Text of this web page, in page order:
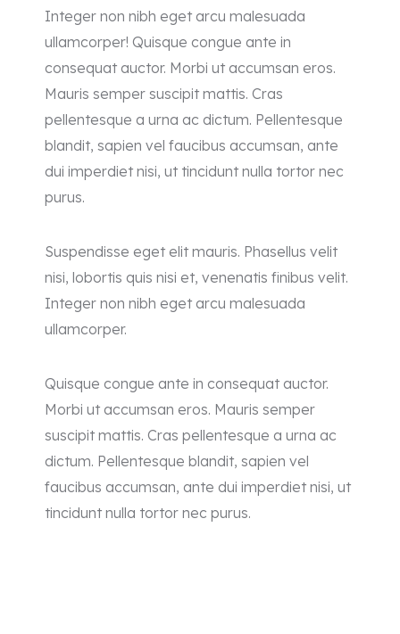
Integer non nibh eget arcu malesuada
ullamcorper! Quisque congue ante in
consequat auctor. Morbi ut accumsan eros.
Mauris semper suscipit mattis. Cras
pellentesque a urna ac dictum. Pellentesque
blandit, sapien vel faucibus accumsan, ante
dui imperdiet nisi, ut tincidunt nulla tortor nec
purus.
Suspendisse eget elit mauris. Phasellus velit
nisi, lobortis quis nisi et, venenatis finibus velit.
Integer non nibh eget arcu malesuada
ullamcorper.
Quisque congue ante in consequat auctor.
Morbi ut accumsan eros. Mauris semper
suscipit mattis. Cras pellentesque a urna ac
dictum. Pellentesque blandit, sapien vel
faucibus accumsan, ante dui imperdiet nisi, ut
tincidunt nulla tortor nec purus.